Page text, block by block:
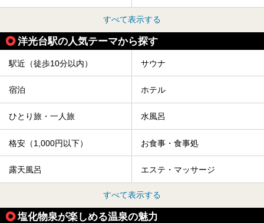
すべて表示する
洋光台駅の人気テーマから探す
駅近（徒歩10分以内） サウナ
宿泊 ホテル
ひとり旅・一人旅 水風呂
格安（1,000円以下） お食事・食事処
露天風呂 エステ・マッサージ
すべて表示する
塩化物泉が楽しめる温泉の魅力